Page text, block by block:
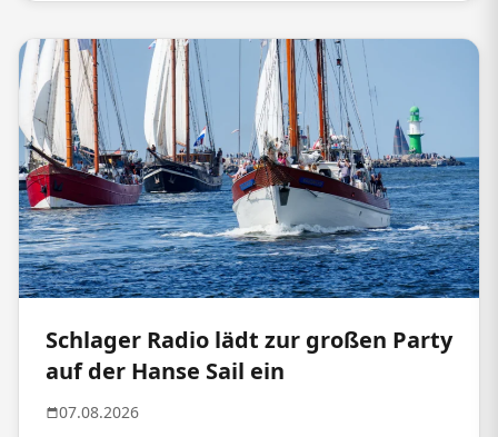
Schlager Radio lädt zur großen Party
auf der Hanse Sail ein
07.08.2026